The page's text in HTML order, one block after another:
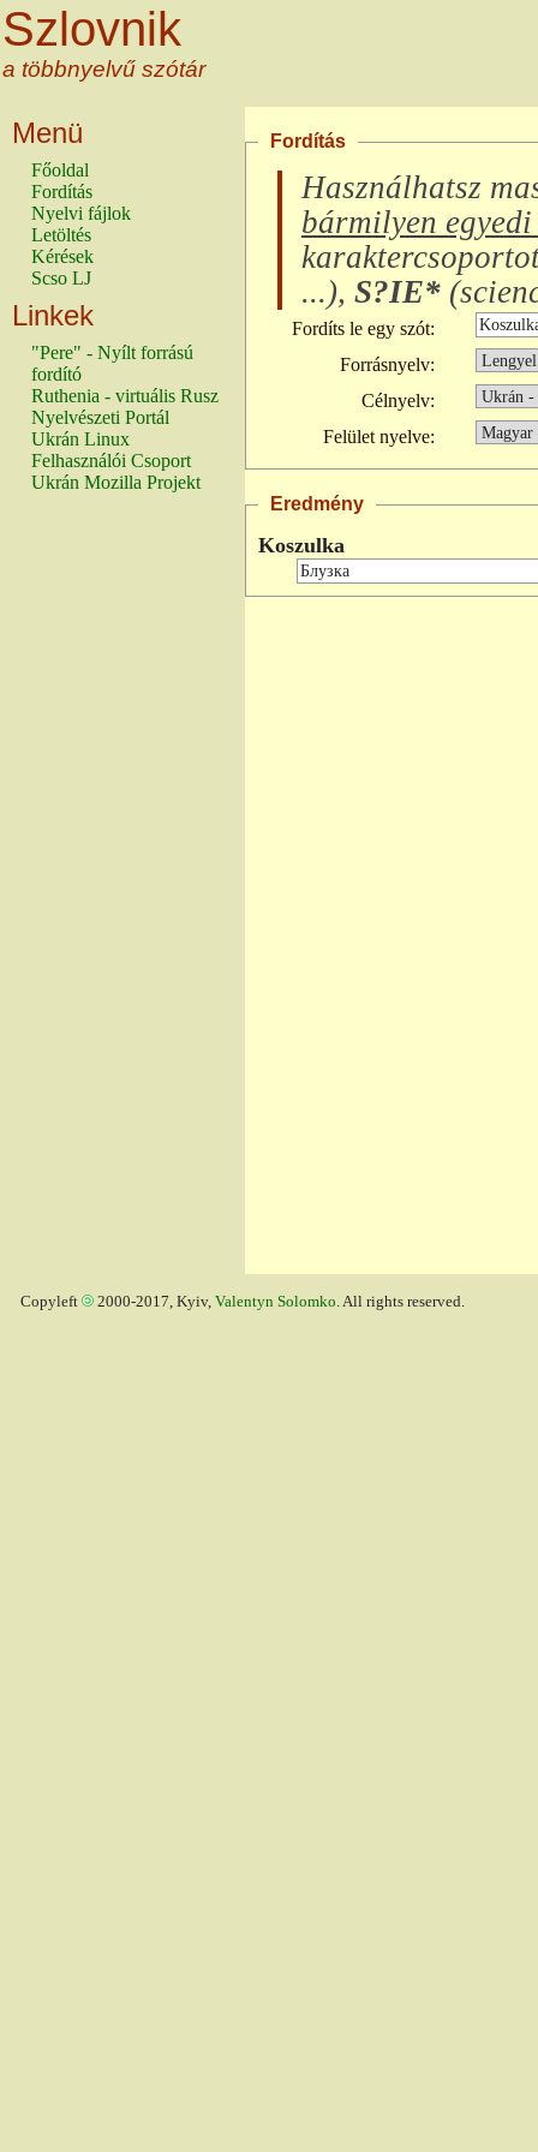
Szlovnik
a többnyelvű szótár
Menü
Főoldal
Fordítás
Nyelvi fájlok
Letöltés
Kérések
Scso LJ
Linkek
"Pere" - Nyílt forrású
fordító
Ruthenia - virtuális Rusz
Nyelvészeti Portál
Ukrán Linux
Felhasználói Csoport
Ukrán Mozilla Projekt
Fordítás
Használhatsz
bármilyen
...), S?IE* (
Fordíts le egy szót:
Forrásnyelv:
Célnyelv:
Felület nyelve:
Eredmény
Koszulka
Copyleft 2000-2017, Kyiv, Valentyn Solomko. All rights reserved.